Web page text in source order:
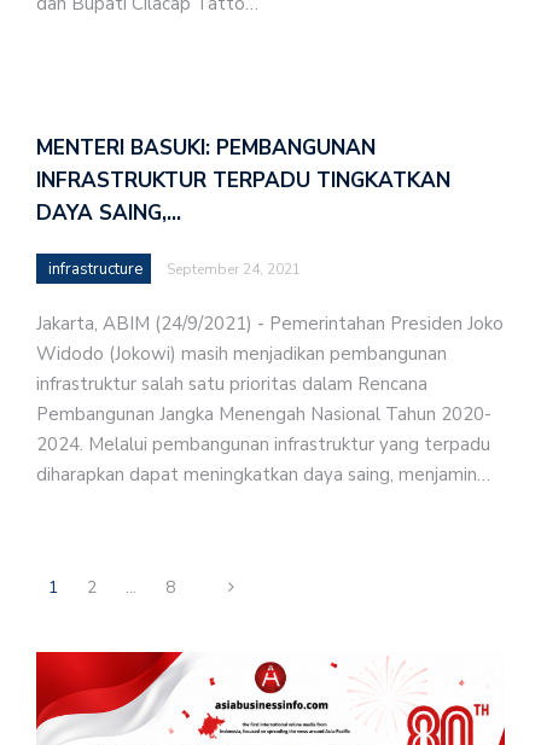
MENTERI BASUKI: PEMBANGUNAN
INFRASTRUKTUR TERPADU TINGKATKAN
DAYA SAING,…
infrastructure September 24, 2021
Jakarta, ABIM (24/9/2021) - Pemerintahan Presiden Joko
Widodo (Jokowi) masih menjadikan pembangunan
infrastruktur salah satu prioritas dalam Rencana
Pembangunan Jangka Menengah Nasional Tahun 2020-
2024. Melalui pembangunan infrastruktur yang terpadu
diharapkan dapat meningkatkan daya saing, menjamin…
1 2 … 8